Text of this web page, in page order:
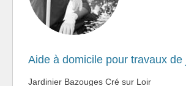
Aide à domicile pour travaux de
Jardinier Bazouges Cré sur Loir